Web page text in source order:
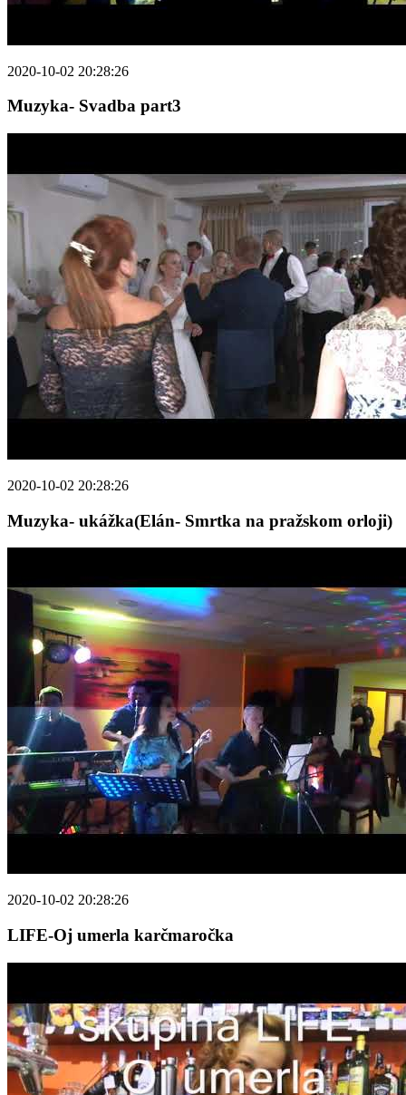
2020-10-02 20:28:26
Muzyka- Svadba part3
2020-10-02 20:28:26
Muzyka- ukážka(Elán- Smrtka na pražskom orloji)
2020-10-02 20:28:26
LIFE-Oj umerla karčmaročka